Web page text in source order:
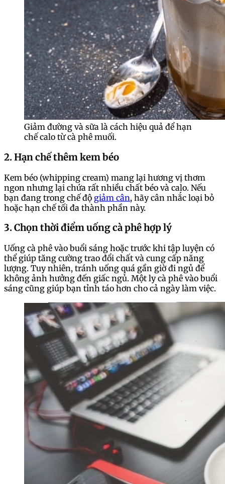
Giảm đường và sữa là cách hiệu quả để hạn
chế calo từ cà phê muối.
2. Hạn chế thêm kem béo
Kem béo (whipping cream) mang lại hương vị thơm
ngon nhưng lại chứa rất nhiều chất béo và calo. Nếu
bạn đang trong chế độ giảm cân, hãy cân nhắc loại bỏ
hoặc hạn chế tối đa thành phần này.
3. Chọn thời điểm uống cà phê hợp lý
Uống cà phê vào buổi sáng hoặc trước khi tập luyện có
thể giúp tăng cường trao đổi chất và cung cấp năng
lượng. Tuy nhiên, tránh uống quá gần giờ đi ngủ để
không ảnh hưởng đến giấc ngủ. Một ly cà phê vào buổi
sáng cũng giúp bạn tỉnh táo hơn cho cả ngày làm việc.